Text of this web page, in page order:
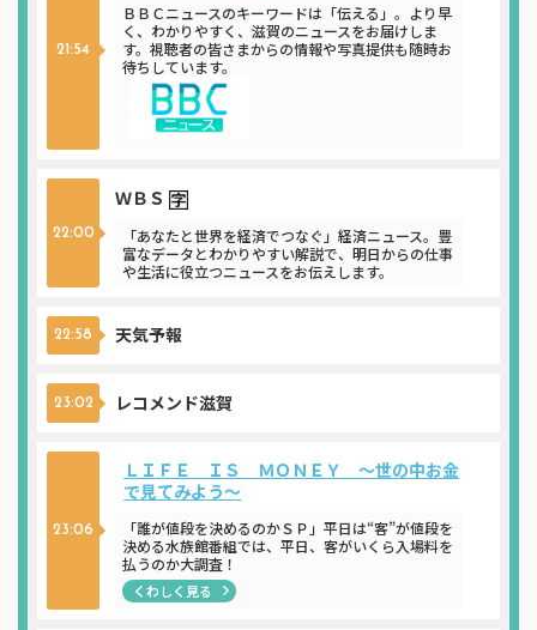
21:54
ＢＢＣニュースのキーワードは「伝える」。より早
く、わかりやすく、滋賀のニュースをお届けしま
す。視聴者の皆さまからの情報や写真提供も随時お
待ちしています。
22:00
ＷＢＳ
「あなたと世界を経済でつなぐ」経済ニュース。豊
富なデータとわかりやすい解説で、明日からの仕事
や生活に役立つニュースをお伝えします。
22:58 天気予報
23:02 レコメンド滋賀
23:06
ＬＩＦＥ ＩＳ ＭＯＮＥＹ ～世の中お金
で見てみよう～
「誰が値段を決めるのかＳＰ」平日は“客”が値段を
決める水族館番組では、平日、客がいくら入場料を
払うのか大調査！
くわしく見る